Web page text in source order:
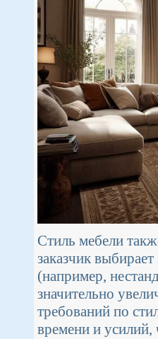
Стиль мебели
заказчик
(например,
значительно
требований по
времени и усилий,